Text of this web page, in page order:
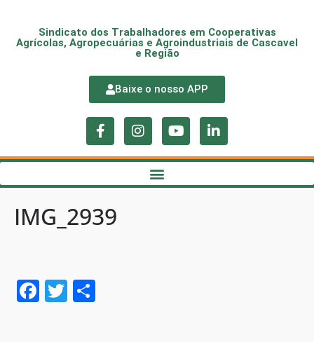
Sindicato dos Trabalhadores em Cooperativas
Agrícolas, Agropecuárias e Agroindustriais de Cascavel
e Região
Baixe o nosso APP
IMG_2939
F T